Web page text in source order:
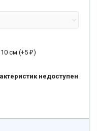
см (+5 ₽)
недоступен